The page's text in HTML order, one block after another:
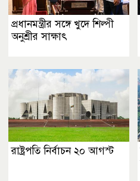
প্রধানমন্ত্রীর সঙ্গে খুদে শিল্পী
অনুশ্রীর সাক্ষাৎ
রাষ্ট্রপতি নির্বাচন ২০ আগস্ট